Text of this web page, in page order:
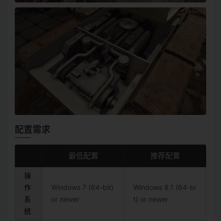
配置需求
最低配置 推荐配置
操
作
系
统
Windows 7 (64-bit)
or newer
Windows 8.1 (64-bi
t) or newer